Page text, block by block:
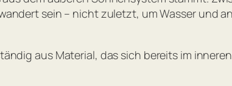
sein – nicht zuletzt, um Wasser und
aus Material, das sich bereits im